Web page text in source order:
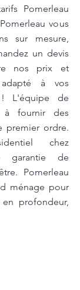
Pomerleau
vous
sur mesure,
un devis
nos prix et
à vos
! L'équipe de
à fournir des
premier ordre.
chez
garantie de
Pomerleau
ménage pour
profondeur,